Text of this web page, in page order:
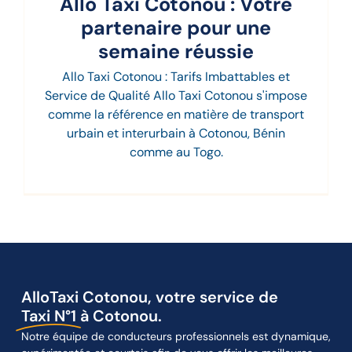
partenaire pour une
semaine réussie
Allo Taxi Cotonou : Tarifs Imbattables et
Service de Qualité Allo Taxi Cotonou s'impose
comme la référence en matière de transport
urbain et interurbain à Cotonou, Bénin
comme au Togo.
AlloTaxi Cotonou, votre service de
Taxi N°1 à Cotonou.
Notre équipe de conducteurs professionnels est dynamique,